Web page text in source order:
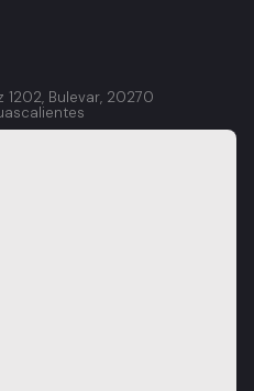
1202, Bulevar, 20270